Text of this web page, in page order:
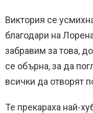
Виктория се
благодари на
забравим за това,
се обърна, за да
всички да отворят
Те прекараха най-